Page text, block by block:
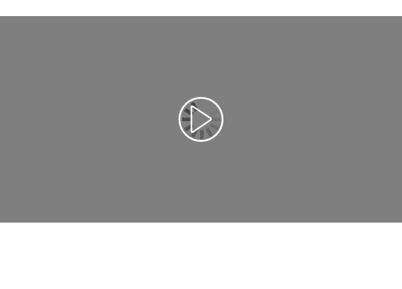
Воспроизведение видео